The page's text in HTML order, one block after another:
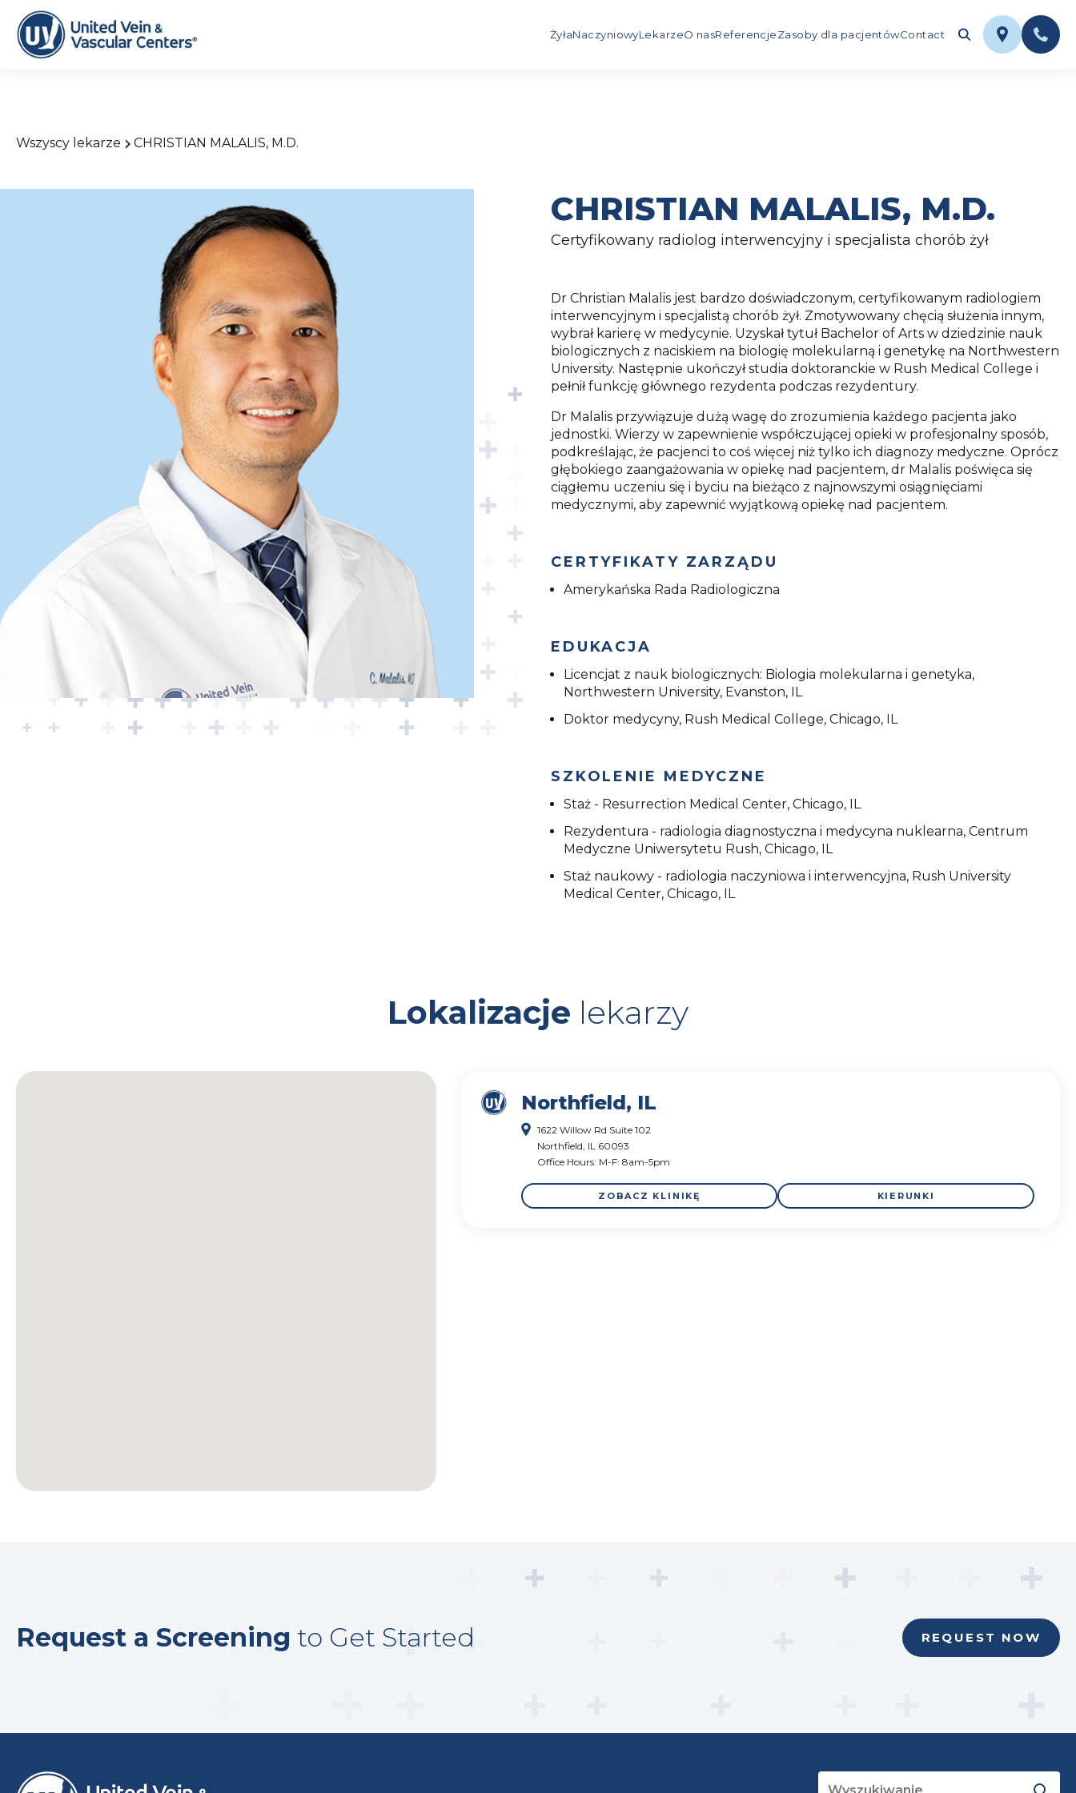
ŻyłaNaczyniowyLekarzeO nasReferencjeZasoby dla pacjentówContact
Wszyscy lekarze CHRISTIAN MALALIS, M.D.
CHRISTIAN MALALIS, M.D.
Certyfikowany radiolog interwencyjny i specjalista chorób żył
Dr Christian Malalis jest bardzo doświadczonym, certyfikowanym radiologiem
interwencyjnym i specjalistą chorób żył. Zmotywowany chęcią służenia innym,
wybrał karierę w medycynie. Uzyskał tytuł Bachelor of Arts w dziedzinie nauk
biologicznych z naciskiem na biologię molekularną i genetykę na Northwestern
University. Następnie ukończył studia doktoranckie w Rush Medical College i
pełnił funkcję głównego rezydenta podczas rezydentury.
Dr Malalis przywiązuje dużą wagę do zrozumienia każdego pacjenta jako
jednostki. Wierzy w zapewnienie współczującej opieki w profesjonalny sposób,
podkreślając, że pacjenci to coś więcej niż tylko ich diagnozy medyczne. Oprócz
głębokiego zaangażowania w opiekę nad pacjentem, dr Malalis poświęca się
ciągłemu uczeniu się i byciu na bieżąco z najnowszymi osiągnięciami
medycznymi, aby zapewnić wyjątkową opiekę nad pacjentem.
CERTYFIKATY ZARZĄDU
Amerykańska Rada Radiologiczna
EDUKACJA
Licencjat z nauk biologicznych: Biologia molekularna i genetyka,
Northwestern University, Evanston, IL
Doktor medycyny, Rush Medical College, Chicago, IL
SZKOLENIE MEDYCZNE
Staż - Resurrection Medical Center, Chicago, IL
Rezydentura - radiologia diagnostyczna i medycyna nuklearna, Centrum
Medyczne Uniwersytetu Rush, Chicago, IL
Staż naukowy - radiologia naczyniowa i interwencyjna, Rush University
Medical Center, Chicago, IL
Lokalizacje lekarzy
Northfield, IL
1622 Willow Rd Suite 102
Northfield, IL 60093
Office Hours: M-F: 8am-5pm
ZOBACZ KLINIKĘ KIERUNKI
Request a Screening to Get Started REQUEST NOW